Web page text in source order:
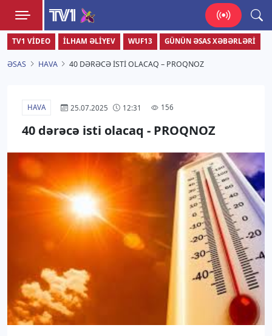
TV1
Zamanı bizimlə yaşa!
TV1 VIDEO İLHAM ƏLIYEV WUF13 GÜNÜN ƏSAS XƏBƏRLƏRI
ƏSAS HAVA 40 DƏRƏCƏ ISTI OLACAQ – PROQNOZ
HAVA 25.07.2025 12:31 156
40 dərəcə isti olacaq - PROQNOZ